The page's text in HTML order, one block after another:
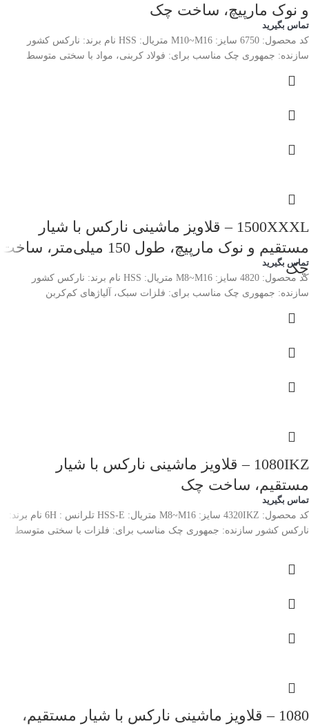
و نوک مارپیچ، ساخت چک
تماس بگیرید
کد محصول: 6750 سایز: M10~M16 متریال: HSS نام برند: نارکس کشور
سازنده: جمهوری چک مناسب برای: فولاد کربنی، مواد با سختی متوسط
1500XXXL – قلاویز ماشینی نارکس با شیار
مستقیم و نوک مارپیچ، طول 150 میلی‌متر، ساخت
چک
تماس بگیرید
کد محصول: 4820 سایز: M8~M16 متریال: HSS نام برند: نارکس کشور
سازنده: جمهوری چک مناسب برای: فلزات سبک، آلیاژهای کم‌کربن
1080IKZ – قلاویز ماشینی نارکس با شیار
مستقیم، ساخت چک
تماس بگیرید
کد محصول: 4320IKZ سایز: M8~M16 متریال: HSS-E تلرانس : 6H نام برند:
نارکس کشور سازنده: جمهوری چک مناسب برای: فلزات با سختی متوسط
1080 – قلاویز ماشینی نارکس با شیار مستقیم،